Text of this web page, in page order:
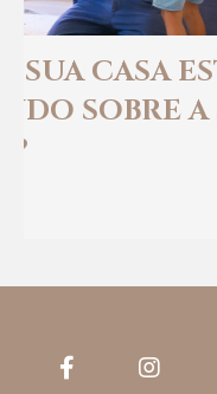
O ÁLBUM
ACABOU.
SÓ